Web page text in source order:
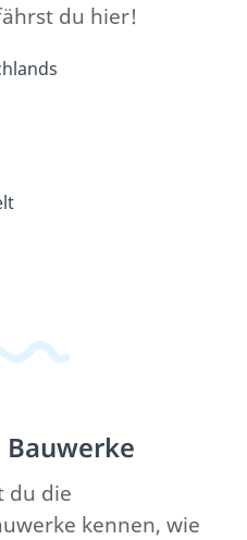
du hier!
du die
kennen, wie